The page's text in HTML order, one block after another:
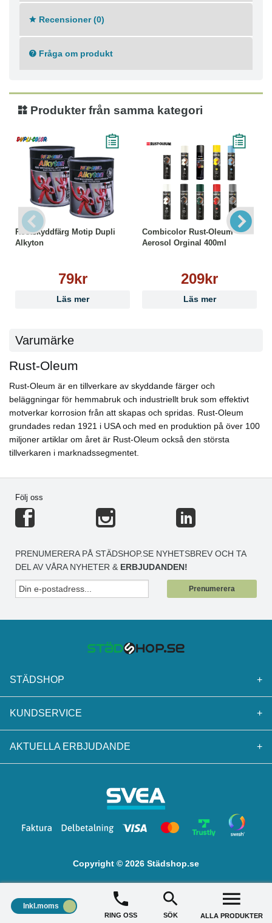
Recensioner (0)
Fråga om produkt
Produkter från samma kategori
Rostskyddfärg Motip Dupli
Alkyton
79kr
Läs mer
Combicolor Rust-Oleum
Aerosol Orginal 400ml
209kr
Läs mer
Varumärke
Rust-Oleum
Rust-Oleum är en tillverkare av skyddande färger och
beläggningar för hemmabruk och industriellt bruk som effektivt
motverkar korrosion från att skapas och spridas. Rust-Oleum
grundades redan 1921 i USA och med en produktion på över 100
miljoner artiklar om året är Rust-Oleum också den största
tillverkaren i marknadssegmentet.
Följ oss
PRENUMERERA PÅ STÄDSHOP.SE NYHETSBREV OCH TA
DEL AV VÅRA NYHETER & ERBJUDANDEN!
Prenumerera
STÄDSHOP +
KUNDSERVICE +
AKTUELLA ERBJUDANDE +
Copyright © 2026 Städshop.se
Inkl.moms
RING OSS SÖK ALLA PRODUKTER